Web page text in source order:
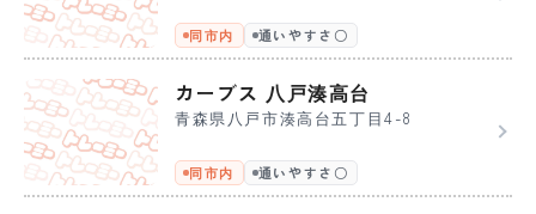
同市内 通いやすさ〇
カーブス 八戸湊高台
青森県八戸市湊高台五丁目4-8
同市内 通いやすさ〇